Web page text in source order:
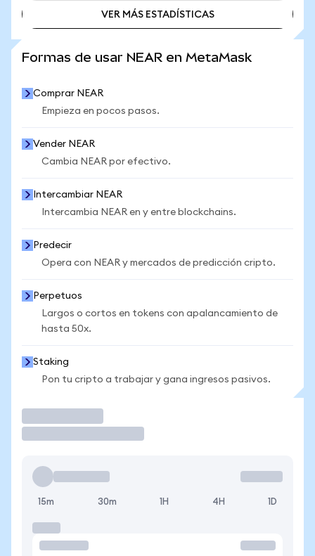
VER MÁS ESTADÍSTICAS
Formas de usar NEAR en MetaMask
Comprar NEAR
Empieza en pocos pasos.
Vender NEAR
Cambia NEAR por efectivo.
Intercambiar NEAR
Intercambia NEAR en y entre blockchains.
Predecir
Opera con NEAR y mercados de predicción cripto.
Perpetuos
Largos o cortos en tokens con apalancamiento de
hasta 50x.
Staking
Pon tu cripto a trabajar y gana ingresos pasivos.
15m 30m 1H 4H 1D